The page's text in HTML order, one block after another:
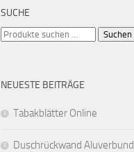
SUCHE
Suchen
Suchen
NEUESTE BEITRÄGE
Tabakblätter Online
Duschrückwand Aluverbund